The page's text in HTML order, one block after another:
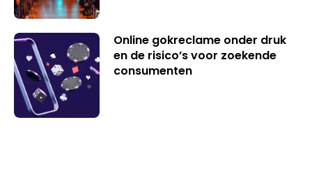
Online gokreclame onder druk
en de risico’s voor zoekende
consumenten